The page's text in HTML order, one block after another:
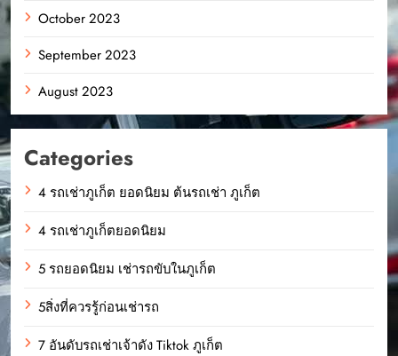
October 2023
September 2023
August 2023
Categories
4 รถเช่าภูเก็ต ยอดนิยม ต้นรถเช่า ภูเก็ต
4 รถเช่าภูเก็ตยอดนิยม
5 รถยอดนิยม เช่ารถขับในภูเก็ต
5สิ่งที่ควรรู้ก่อนเช่ารถ
7 อันดับรถเช่าเจ้าดัง Tiktok ภูเก็ต